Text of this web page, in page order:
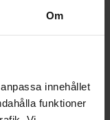
Om
innehållet
funktioner